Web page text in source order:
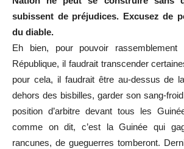
subissent de préjudices. Excusez de
du diable.
Eh bien, pour pouvoir
République, il faudrait transcender
pour cela, il faudrait être au-dessus de
dehors des bisbilles, garder son sang-
position d’arbitre devant tous les
comme on dit, c’est la Guinée qui
rancunes, de gueguerres tomberont.